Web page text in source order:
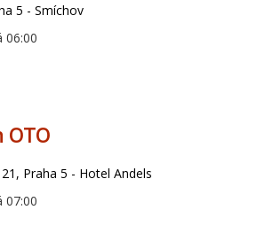
5 - Smíchov
06:00
OTO
Praha 5 - Hotel Andels
07:00